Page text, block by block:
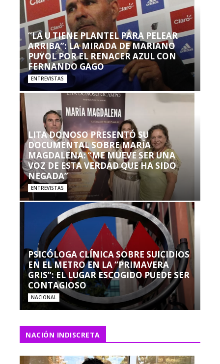
“LA U TIENE PLANTEL PARA PELEAR
ARRIBA”: LA MIRADA DE MARIANO
PUYOL POR EL RENACER AZUL CON
FERNANDO GAGO
ENTREVISTAS
LITA DONOSO PRESENTÓ SU
DOCUMENTAL SOBRE MARÍA
MAGDALENA: “ME MUEVE SER UNA
VOZ DE ESTA VERDAD QUE HA SIDO
NEGADA”
ENTREVISTAS
PSICÓLOGA CLÍNICA SOBRE SUICIDIOS
EN EL METRO EN LA “PRIMAVERA
GRIS”: EL LUGAR ESCOGIDO PUEDE SER
CONTAGIOSO
NACIONAL
NACIÓN INDISCRETA